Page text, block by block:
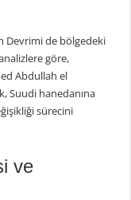
Devrimi de bölgedeki
göre,
Abdullah el
Suudi hanedanına
sürecini
ve